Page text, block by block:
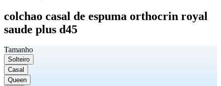
colchao casal de espuma orthocrin royal
saude plus d45
Tamanho
Solteiro
Casal
Queen